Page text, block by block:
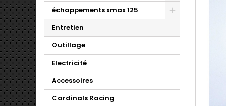
échappements xmax 125
Entretien
Outillage
Electricité
Accessoires
Cardinals Racing